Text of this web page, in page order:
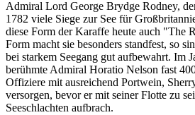
Admiral Lord George Brydge Rodney,
1782 viele Siege zur See für
diese Form der Karaffe heute auch "The
Form macht sie besonders standfest, so
bei starkem Seegang gut aufbewahrt. Im
berühmte Admiral Horatio Nelson fast
Offiziere mit ausreichend Portwein,
versorgen, bevor er mit seiner Flotte zu
Seeschlachten aufbrach.